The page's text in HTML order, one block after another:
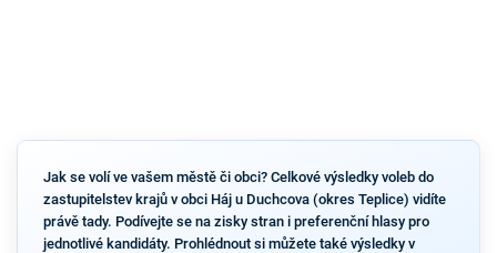
Jak se volí ve vašem městě či obci? Celkové výsledky voleb do
zastupitelstev krajů v obci Háj u Duchcova (okres Teplice) vidíte
právě tady. Podívejte se na zisky stran i preferenční hlasy pro
jednotlivé kandidáty. Prohlédnout si můžete také výsledky v